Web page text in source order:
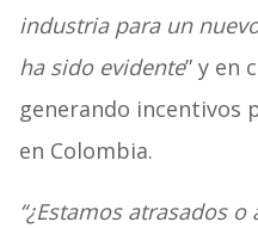
industria para un
ha sido evidente” y en
generando incentivos
en Colombia.
“¿Estamos atrasados